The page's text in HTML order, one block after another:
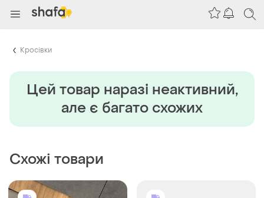
Кросівки
Цей товар наразi неактивний,
але є багато схожих
Схожі товари